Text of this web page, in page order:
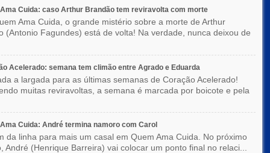
Cuida: caso Arthur Brandão tem reviravolta com morte
Ama Cuida, o grande mistério sobre a morte de Arthur
(Antonio Fagundes) está de volta! Na verdade, nunca deixou de
Acelerado: semana tem climão entre Agrado e Eduarda
a largada para as últimas semanas de Coração Acelerado!
muitas reviravoltas, a semana é marcada por boicote e pela
Cuida: André termina namoro com Carol
da linha para mais um casal em Quem Ama Cuida. No próximo
André (Henrique Barreira) vai colocar um ponto final no relaci...